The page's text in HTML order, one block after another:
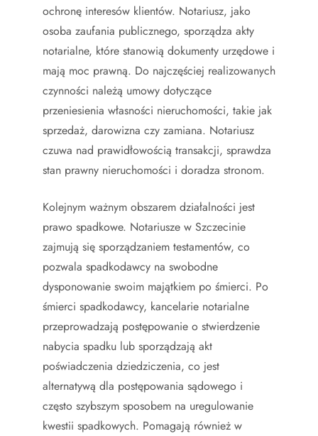
ochronę interesów klientów. Notariusz, jako
osoba zaufania publicznego, sporządza akty
notarialne, które stanowią dokumenty urzędowe i
mają moc prawną. Do najczęściej realizowanych
czynności należą umowy dotyczące
przeniesienia własności nieruchomości, takie jak
sprzedaż, darowizna czy zamiana. Notariusz
czuwa nad prawidłowością transakcji, sprawdza
stan prawny nieruchomości i doradza stronom.
Kolejnym ważnym obszarem działalności jest
prawo spadkowe. Notariusze w Szczecinie
zajmują się sporządzaniem testamentów, co
pozwala spadkodawcy na swobodne
dysponowanie swoim majątkiem po śmierci. Po
śmierci spadkodawcy, kancelarie notarialne
przeprowadzają postępowanie o stwierdzenie
nabycia spadku lub sporządzają akt
poświadczenia dziedziczenia, co jest
alternatywą dla postępowania sądowego i
często szybszym sposobem na uregulowanie
kwestii spadkowych. Pomagają również w